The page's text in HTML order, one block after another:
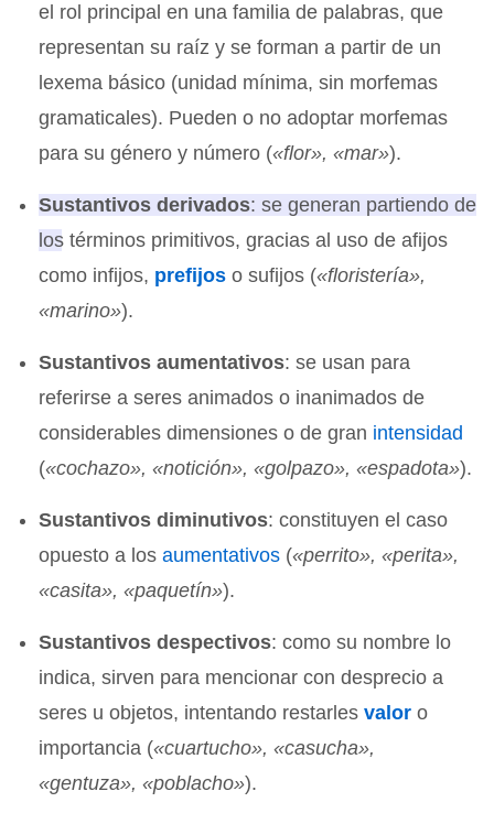
el rol principal en una familia de palabras, que
representan su raíz y se forman a partir de un
lexema básico (unidad mínima, sin morfemas
gramaticales). Pueden o no adoptar morfemas
para su género y número («flor», «mar»).
Sustantivos derivados: se generan partiendo de
los términos primitivos, gracias al uso de afijos
como infijos, prefijos o sufijos («floristería»,
«marino»).
Sustantivos aumentativos: se usan para
referirse a seres animados o inanimados de
considerables dimensiones o de gran intensidad
(«cochazo», «notición», «golpazo», «espadota»).
Sustantivos diminutivos: constituyen el caso
opuesto a losaumentativos («perrito», «perita»,
«casita», «paquetín»).
Sustantivos despectivos: como su nombre lo
indica, sirven para mencionar con desprecio a
seres u objetos, intentando restarlesvalor o
importancia («cuartucho», «casucha»,
«gentuza», «poblacho»).